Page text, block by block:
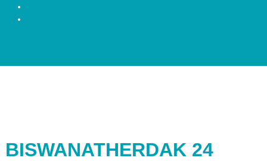
BISWANATHERDAK 24